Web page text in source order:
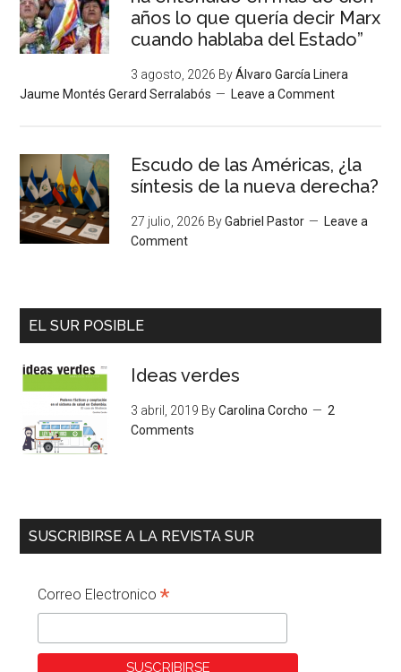
años lo que quería decir Marx
cuando hablaba del Estado”
3 agosto, 2026 ByÁlvaro García Linera
Jaume Montés Gerard Serralabós
Leave a Comment
Escudo de las Américas, ¿la
síntesis de la nueva derecha?
27 julio, 2026 ByGabriel Pastor
Leave a
Comment
EL SUR POSIBLE
Ideas verdes
3 abril, 2019 ByCarolina Corcho
2
Comments
SUSCRIBIRSE A LA REVISTA SUR
Correo Electronico*